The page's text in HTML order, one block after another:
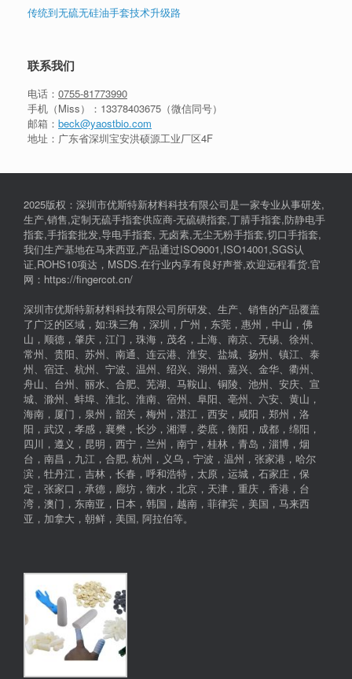
传统到无硫无硅油手套技术升级路
联系我们
电话： 0755-81773990
手机（Miss）： 13378403675 （微信同号）
邮箱： beck@yaostbio.com
地址：广东省深圳宝安洪硕源工业厂区4F
2025版权：深圳市优斯特新材料科技有限公司是一家专业从事研发,
生产,销售,定制无硫手指套供应商-无硫磺指套,丁腈手指套,防静电手
指套,手指套批发,导电手指套, 无卤素,无尘无粉手指套,切口手指套,
我们生产基地在马来西亚,产品通过ISO9001,ISO14001,SGS认
证,ROHS10项达，MSDS.在行业内享有良好声誉,欢迎远程看货.官
网：https://fingercot.cn/
深圳市优斯特新材料科技有限公司所研发、生产、销售的产品覆盖
了广泛的区域，如:珠三角，深圳，广州，东莞，惠州，中山，佛
山，顺德，肇庆，江门，珠海，茂名，上海、南京、无锡、徐州、
常州、贵阳、苏州、南通、连云港、淮安、盐城、扬州、镇江、泰
州、宿迁、杭州、宁波、温州、绍兴、湖州、嘉兴、金华、衢州、
舟山、台州、丽水、合肥、芜湖、马鞍山、铜陵、池州、安庆、宣
城、滁州、蚌埠、淮北、淮南、宿州、阜阳、亳州、六安、黄山，
海南，厦门，泉州，韶关，梅州，湛江，西安，咸阳，郑州，洛
阳，武汉，孝感，襄樊，长沙，湘潭，娄底，衡阳，成都，绵阳，
四川，遵义，昆明，西宁，兰州，南宁，桂林，青岛，淄博，烟
台，南昌，九江，合肥, 杭州，义乌，宁波，温州，张家港，哈尔
滨，牡丹江，吉林，长春，呼和浩特，太原，运城，石家庄，保
定，张家口，承德，廊坊，衡水，北京，天津，重庆，香港，台
湾，澳门，东南亚，日本，韩国，越南，菲律宾，美国，马来西
亚，加拿大，朝鲜，美国, 阿拉伯等。